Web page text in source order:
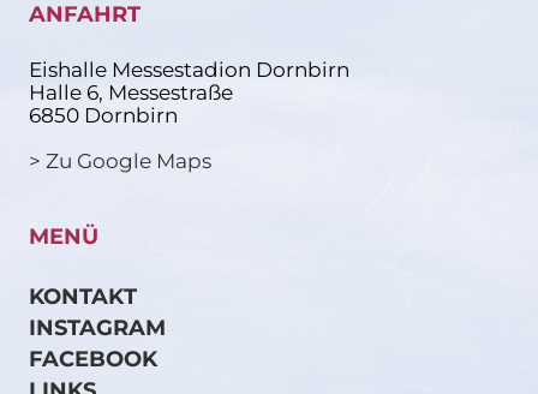
ANFAHRT
Eishalle Messestadion Dornbirn
Halle 6, Messestraße
6850 Dornbirn
> Zu Google Maps
MENÜ
KONTAKT
INSTAGRAM
FACEBOOK